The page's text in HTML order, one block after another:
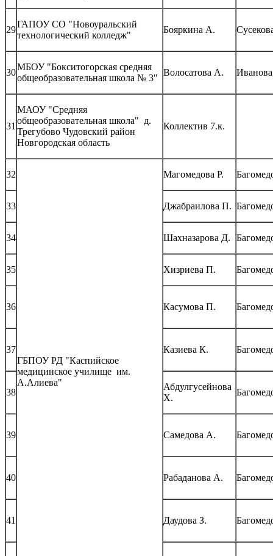
29
ГАПОУ СО "Новоуральский
технологический колледж"
Бояркина А.
30
МБОУ "Бокситогорская средняя
общеобразовательная школа № 3"
Волосатова А.
31
МАОУ "Средняя
общеобразовательная школа" д.
Трегубово Чудовский район
Новгородская область
Коллектив 7.к.
32
ГБПОУ РД "Каспийское
медицинское училище им.
А.Алиева"
Магомедова Р.
33 Джабраилова П.
34 Шахназарова Д.
35 Хизриева П.
36 Касумова П.
37 Казиева К.
38
Абдулгусейнова
Х.
39 Самедова А.
40 Рабаданова А.
41 Даудова З.